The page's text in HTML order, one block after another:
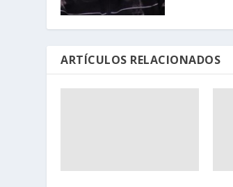
ARTÍCULOS RELACIONADOS